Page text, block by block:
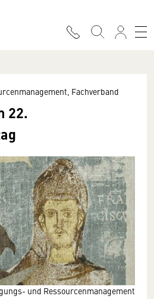
und Ressourcenmanagement
Fachverband
22.